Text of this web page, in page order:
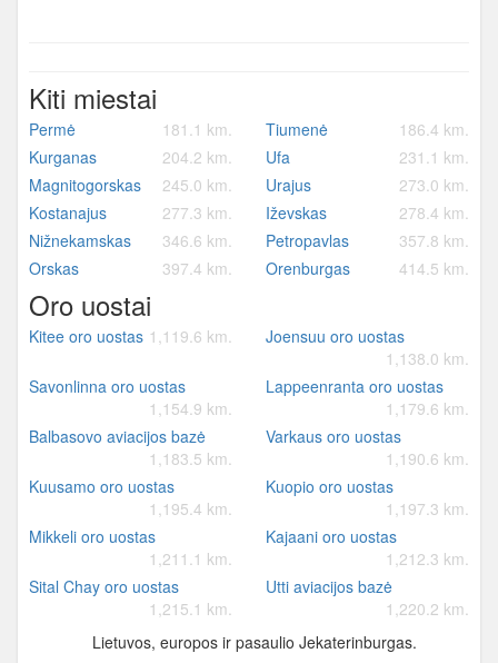
Kiti miestai
Permė 181.1 km. Tiumenė
186.4 km.
Kurganas
204.2 km. Ufa
231.1 km.
Magnitogorskas
245.0 km. Urajus
273.0 km.
Kostanajus
277.3 km. Iževskas
278.4 km.
Nižnekamskas
346.6 km. Petropavlas
357.8 km.
Orskas
397.4 km. Orenburgas 414.5 km.
Oro uostai
Kitee oro uostas 1,119.6 km.
Joensuu oro uostas
1,138.0 km.
Savonlinna oro uostas
1,154.9 km.
Lappeenranta oro uostas
1,179.6 km.
Balbasovo aviacijos bazė
1,183.5 km.
Varkaus oro uostas
1,190.6 km.
Kuusamo oro uostas
1,195.4 km.
Kuopio oro uostas
1,197.3 km.
Mikkeli oro uostas
1,211.1 km.
Kajaani oro uostas
1,212.3 km.
Sital Chay oro uostas
1,215.1 km.
Utti aviacijos bazė
1,220.2 km.
Lietuvos, europos ir pasaulio Jekaterinburgas.